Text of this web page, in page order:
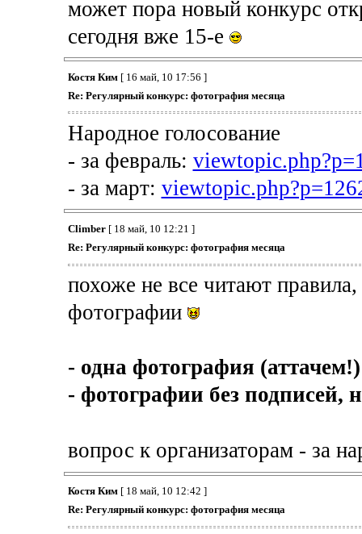
может пора новый конкурс
сегодня вже 15-е
Костя Ким[ 16 май, 10 17:56 ]
Re: Регулярный конкурс: фотография месяца
Народное голосование
- за февраль:
- за март:
Climber[ 18 май, 10 12:21 ]
Re: Регулярный конкурс: фотография месяца
похоже не все читают
фотографии
- одна фотография
- фотографии без подписей,
вопрос к организаторам - за
Костя Ким[ 18 май, 10 12:42 ]
Re: Регулярный конкурс: фотография месяца